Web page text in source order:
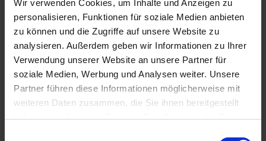
Wir verwenden Cookies, um Inhalte und Anzeigen zu
personalisieren, Funktionen für soziale Medien anbieten
zu können und die Zugriffe auf unsere Website zu
analysieren. Außerdem geben wir Informationen zu Ihrer
Verwendung unserer Website an unsere Partner für
soziale Medien, Werbung und Analysen weiter. Unsere
Partner führen diese Informationen möglicherweise mit
weiteren Daten zusammen, die Sie ihnen bereitgestellt
haben oder die sie im Rahmen Ihrer Nutzung der Dienste
06.08.2026 - Donnerstag
Winningen / Deutschland
Ausflug: Eifeltour mit Maria Laach - ca. 3,5 Std. - 49€
12.00 Uhr
18.00 Uhr
06.08.2026 - Donnerstag
Koblenz / Deutschland